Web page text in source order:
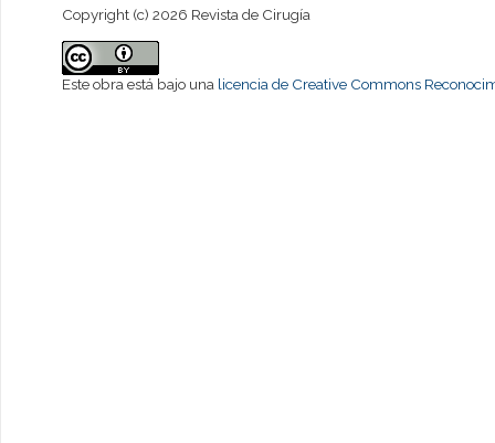
Copyright (c) 2026 Revista de Cirugía
Este obra está bajo una licencia de Creative Commons